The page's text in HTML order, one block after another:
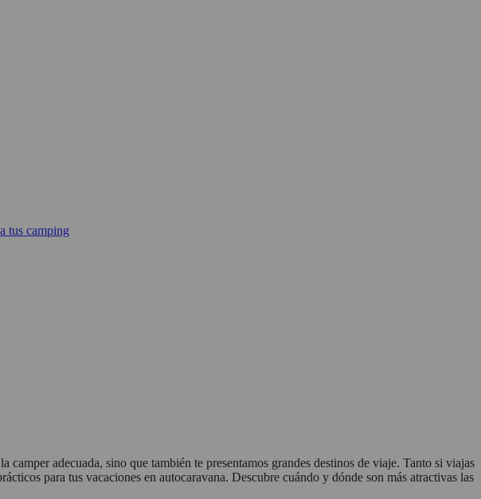
tus camping
adecuada, sino que también te presentamos grandes destinos de viaje. Tanto si viajas
para tus vacaciones en autocaravana. Descubre cuándo y dónde son más atractivas las